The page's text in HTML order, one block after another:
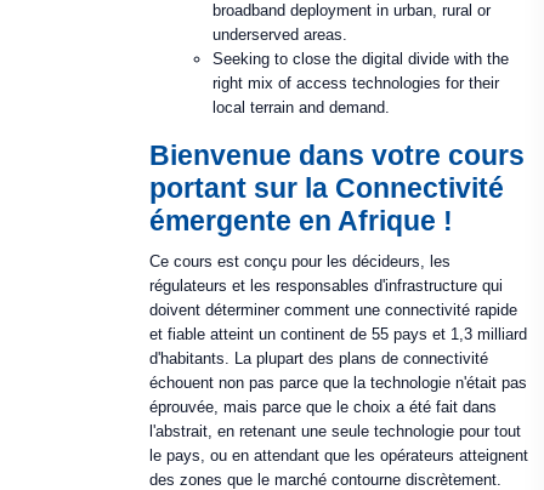
broadband deployment in urban, rural or
underserved areas.
Seeking to close the digital divide with the
right mix of access technologies for their
local terrain and demand.
Bienvenue dans votre cours
portant sur la Connectivité
émergente en Afrique !
Ce cours est conçu pour les décideurs, les
régulateurs et les responsables d'infrastructure qui
doivent déterminer comment une connectivité rapide
et fiable atteint un continent de 55 pays et 1,3 milliard
d'habitants. La plupart des plans de connectivité
échouent non pas parce que la technologie n'était pas
éprouvée, mais parce que le choix a été fait dans
l'abstrait, en retenant une seule technologie pour tout
le pays, ou en attendant que les opérateurs atteignent
des zones que le marché contourne discrètement.